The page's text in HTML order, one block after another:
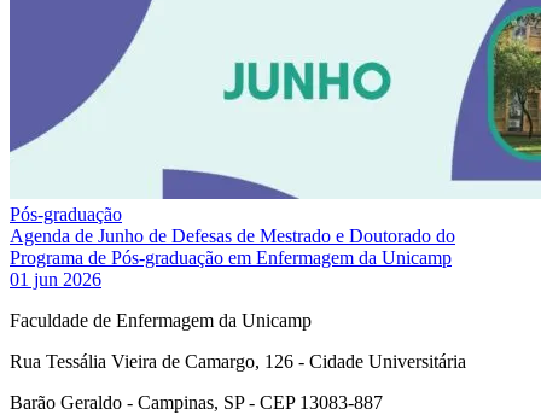
Pós-graduação
Agenda de Junho de Defesas de Mestrado e Doutorado do
Programa de Pós-graduação em Enfermagem da Unicamp
01 jun 2026
Faculdade de Enfermagem da Unicamp
Rua Tessália Vieira de Camargo, 126 - Cidade Universitária
Barão Geraldo - Campinas, SP - CEP 13083-887